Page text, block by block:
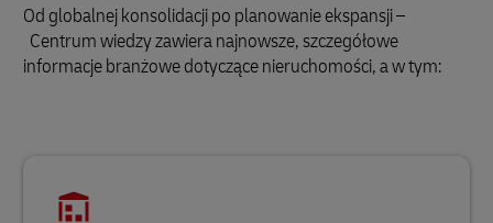
Od globalnej konsolidacji po planowanie ekspansji –
Centrum wiedzy zawiera najnowsze, szczegółowe
informacje branżowe dotyczące nieruchomości, a w tym: